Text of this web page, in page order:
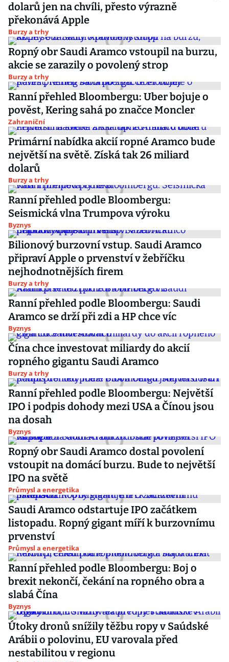
dolarů jen na chvíli, přesto výrazně
překonává Apple
Burzy a trhy
Ropný obr Saudi Aramco vstoupil na burzu,
akcie se zarazily o povolený strop
Burzy a trhy
Ranní přehled Bloombergu: Uber bojuje o
pověst, Kering sahá po značce Moncler
Zahraniční
Primární nabídka akcií ropné Aramco bude
největší na světě. Získá tak 26 miliard
dolarů
Burzy a trhy
Ranní přehled podle Bloombergu:
Seismická vlna Trumpova výroku
Byznys
Bilionový burzovní vstup. Saudi Aramco
připraví Apple o prvenství v žebříčku
nejhodnotnějších firem
Burzy a trhy
Ranní přehled podle Bloombergu: Saudi
Aramco se drží při zdi a HP chce víc
Byznys
Čína chce investovat miliardy do akcií
ropného gigantu Saudi Aramco
Burzy a trhy
Ranní přehled podle Bloombergu: Největší
IPO i podpis dohody mezi USA a Čínou jsou
na dosah
Byznys
Ropný obr Saudi Aramco dostal povolení
vstoupit na domácí burzu. Bude to největší
IPO na světě
Průmysl a energetika
Saudi Aramco odstartuje IPO začátkem
listopadu. Ropný gigant míří k burzovnímu
prvenství
Průmysl a energetika
Ranní přehled podle Bloombergu: Boj o
brexit nekončí, čekání na ropného obra a
slabá Čína
Byznys
Útoky dronů snížily těžbu ropy v Saúdské
Arábii o polovinu, EU varovala před
nestabilitou v regionu